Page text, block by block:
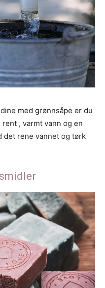
med grønnsåpe er du
, varmt vann og en
det rene vannet og tørk